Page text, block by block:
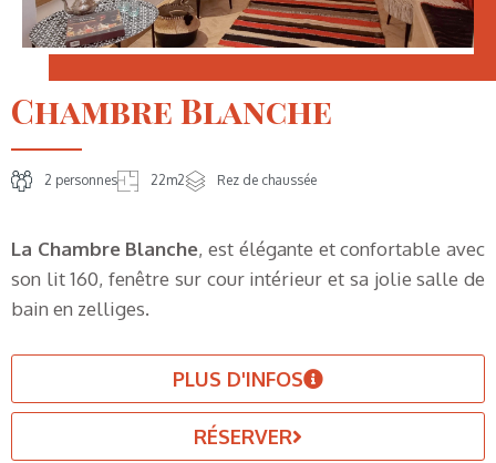
Chambre Blanche
2 personnes 22m2 Rez de chaussée
La Chambre Blanche, est élégante et confortable avec
son lit 160, fenêtre sur cour intérieur et sa jolie salle de
bain en zelliges.
PLUS D'INFOS
RÉSERVER